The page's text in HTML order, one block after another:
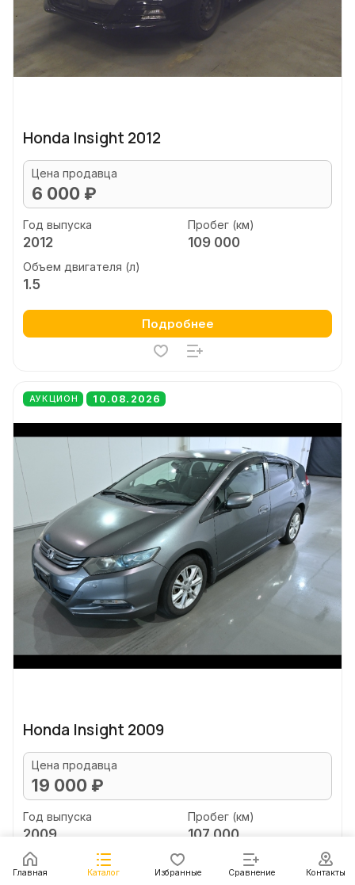
Honda Insight 2012
Цена продавца
6 000 ₽
Год выпуска
2012
Пробег (км)
109 000
Объем двигателя (л)
1.5
Подробнее
АУКЦИОН 10.08.2026
Honda Insight 2009
Цена продавца
19 000 ₽
Год выпуска
2009
Пробег (км)
107 000
Объем двигателя (л)
1.3
Главная Каталог Избранные Сравнение Контакты